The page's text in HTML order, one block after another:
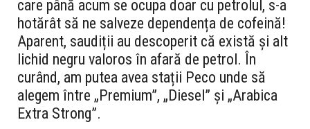
care până acum se ocupa doar cu petrolul, s-a
hotărât să ne salveze dependența de cofeină!
Aparent, saudiții au descoperit că există și alt
lichid negru valoros în afară de petrol. În
curând, am putea avea stații Peco unde să
alegem între „Premium”, „Diesel” și „Arabica
Extra Strong”.